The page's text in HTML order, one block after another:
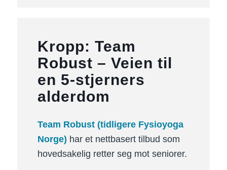
Kropp: Team
Robust – Veien til
en 5-stjerners
alderdom
Team Robust (tidligere Fysioyoga
Norge) har et nettbasert tilbud som
hovedsakelig retter seg mot seniorer.